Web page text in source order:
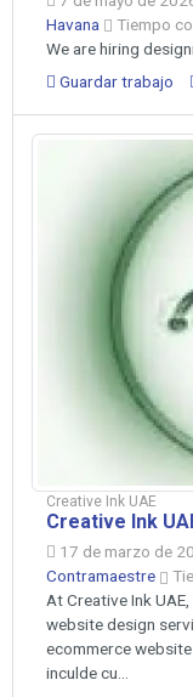
Havana
Tiempo
We are hiring
Guardar trabajo
Creative Ink UAE
Creative Ink
17 de marzo de
Contramaestre
At Creative Ink
website design
ecommerce
inculde cu...